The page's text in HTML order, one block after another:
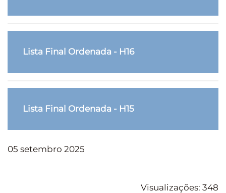
Lista Final Ordenada - H16
Lista Final Ordenada - H15
05 setembro 2025
Visualizações: 348